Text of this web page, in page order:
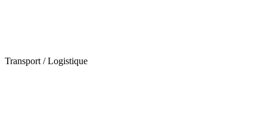
Transport / Logistique